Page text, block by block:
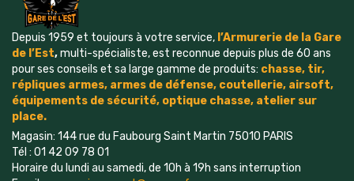
Depuis 1959 et toujours à votre service, l’Armurerie de la Gare
de l’Est,multi-spécialiste, est reconnue depuis plus de 60 ans
pour ses conseils et sa large gamme de produits: chasse, tir,
répliques armes, armes de défense, coutellerie, airsoft,
équipements de sécurité, optique chasse, atelier sur
place.
Magasin: 144 rue du Faubourg Saint Martin 75010 PARIS
Tél : 01 42 09 78 01
Horaire du lundi au samedi, de 10h à 19h sans interruption